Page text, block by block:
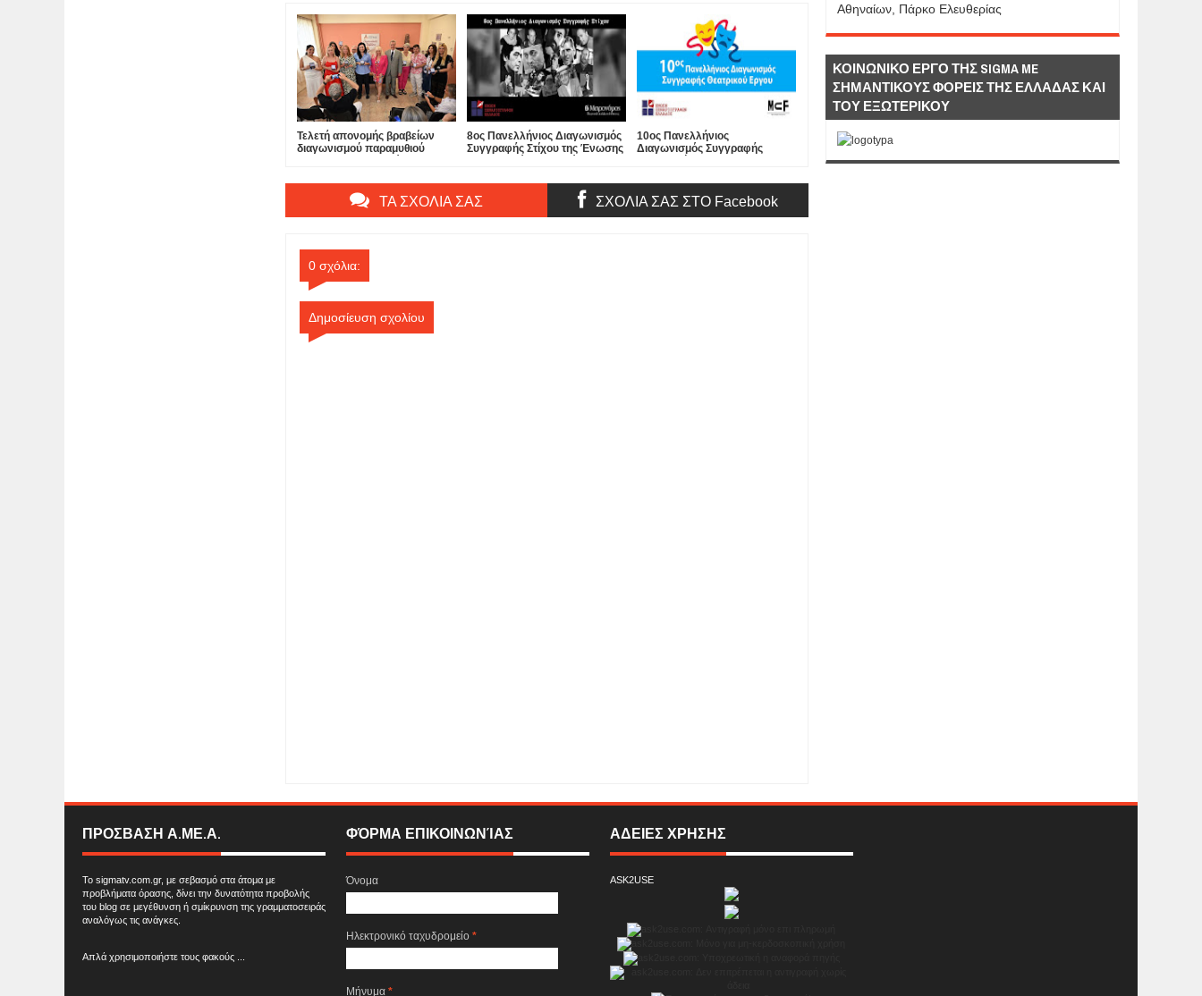
Τελετή απονομής βραβείων
διαγωνισμού παραμυθιού
8ος Πανελλήνιος Διαγωνισμός
Συγγραφής Στίχου της Ένωσης
10ος Πανελλήνιος
Διαγωνισμός Συγγραφής
συνεργασία με το Ίδρυμα
Μιχάλης Κακογιάννης ...
ΤΑ ΣΧΟΛΙΑ ΣΑΣ ΣΧΟΛΙΑ ΣΑΣ ΣΤΟ Facebook
0 σχόλια:
Δημοσίευση σχολίου
Αθηναίων, Πάρκο Ελευθερίας
ΚΟΙΝΩΝΙΚΟ ΕΡΓΟ ΤΗΣ SIGMA ME
ΣΗΜΑΝΤΙΚΟΥΣ ΦΟΡΕΙΣ ΤΗΣ ΕΛΛΑΔΑΣ ΚΑΙ
ΤΟΥ ΕΞΩΤΕΡΙΚΟΥ
ΠΡΟΣΒΑΣΗ Α.ΜΕ.Α.
Το sigmatv.com.gr, με σεβασμό στα άτομα με
προβλήματα όρασης, δίνει την δυνατότητα προβολής
του blog σε μεγέθυνση ή σμίκρυνση της γραμματοσειράς
αναλόγως τις ανάγκες.
Απλά χρησιμοποιήστε τους φακούς ...
ΦΌΡΜΑ ΕΠΙΚΟΙΝΩΝΊΑΣ
Όνομα
Ηλεκτρονικό ταχυδρομείο *
Μήνυμα *
ΑΔΕΙΕΣ ΧΡΗΣΗΣ
ASK2USE